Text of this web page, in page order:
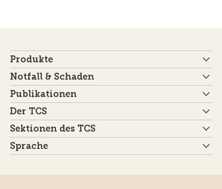
Produkte
Notfall & Schaden
Publikationen
Der TCS
Sektionen des TCS
Sprache